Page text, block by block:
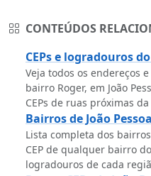
CONTEÚDOS
CEPs e logradouros
Veja todos os endereços
bairro Roger, em João
CEPs de ruas próximas
Bairros de João
Lista completa dos
CEP de qualquer bairro
logradouros de cada